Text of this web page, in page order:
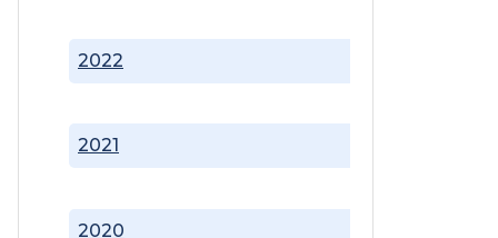
2020
2021
2022